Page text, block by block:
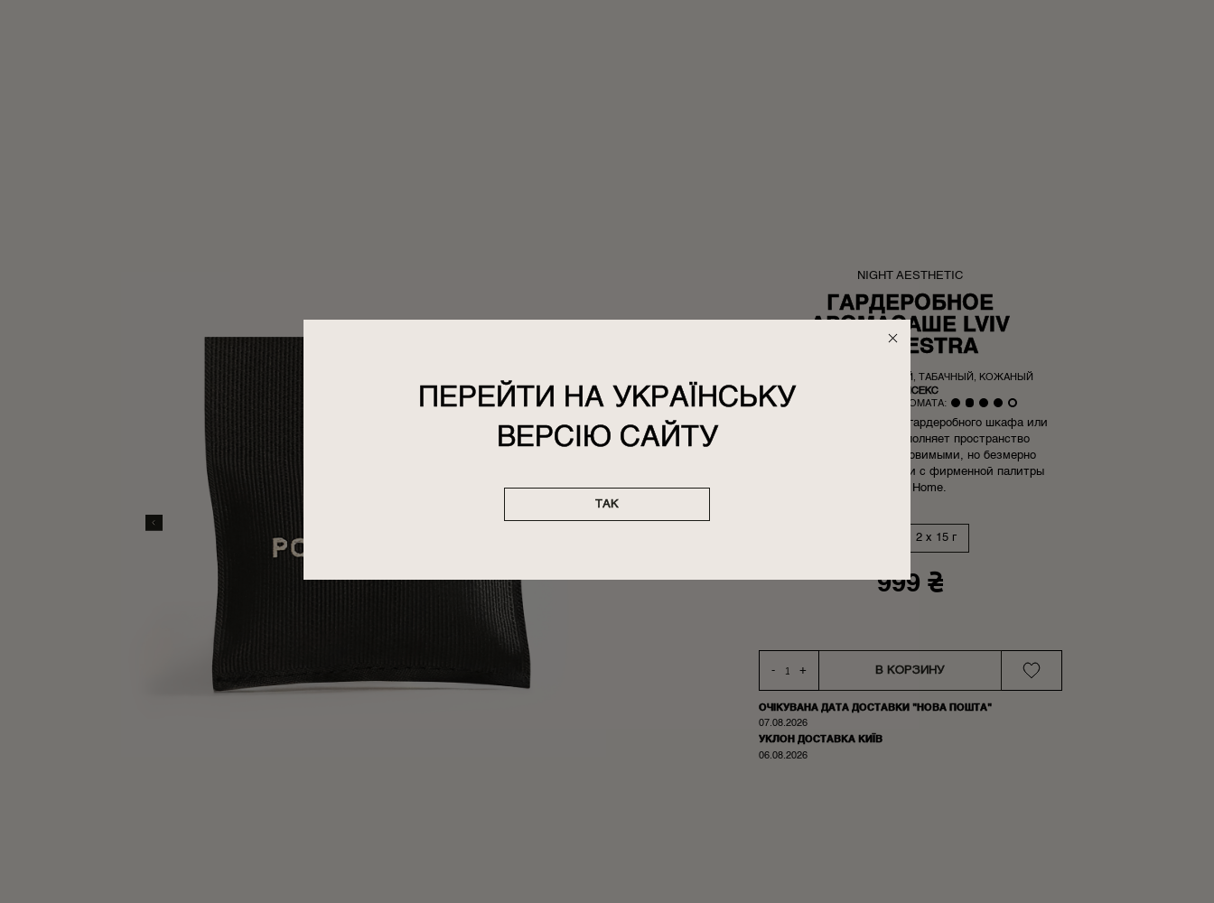
NIGHT AESTHETIC
ГАРДЕРОБНОЕ
АРОМАСАШЕ LVIV
ORCHESTRA
АМБРОВЫЙ, ДРЕВЕСНЫЙ, ТАБАЧНЫЙ, КОЖАНЫЙ
УНИСЕКС
ИНТЕНСИВНОСТЬ АРОМАТА:
Идеальный формат для гардеробного шкафа или
комода с бельем. Наполняет пространство
шлейфовыми, чуть уловимыми, но безмерно
магическими ароматами с фирменной палитры
Poetry Home.
2 x 15 г
999 ₴
- + В КОРЗИНУ
ОЧІКУВАНА ДАТА ДОСТАВКИ "НОВА ПОШТА"
07.08.2026
УКЛОН ДОСТАВКА КИЇВ
06.08.2026
ПЕРЕЙТИ НА УКРАЇНСЬКУ
ВЕРСІЮ САЙТУ
ТАК